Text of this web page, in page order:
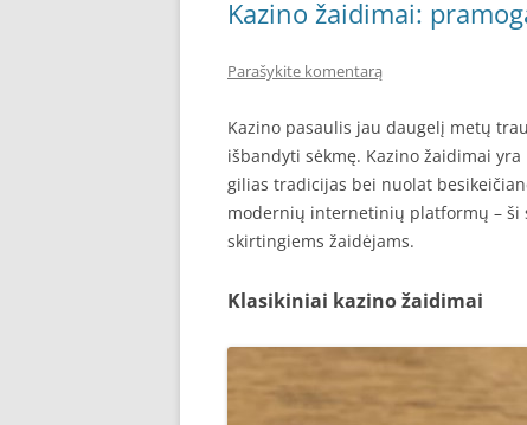
Kazino žaidimai:
Parašykite komentarą
Kazino pasaulis jau daugelį metų
išbandyti sėkmę. Kazino žaidimai yra
gilias tradicijas bei nuolat
modernių internetinių platformų – ši
skirtingiems žaidėjams.
Klasikiniai kazino žaidimai